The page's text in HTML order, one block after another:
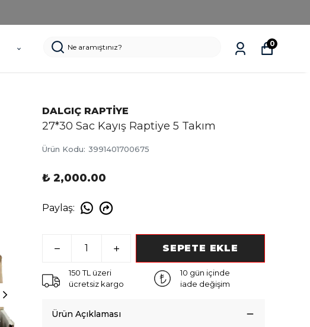
0
DALGIÇ RAPTİYE
27*30 Sac Kayış Raptiye 5 Takım
Ürün Kodu: 3991401700675
₺ 2,000.00
Paylaş:
SEPETE EKLE
150 TL üzeri
ücretsiz kargo
10 gün içinde
iade değişim
Ürün Açıklaması